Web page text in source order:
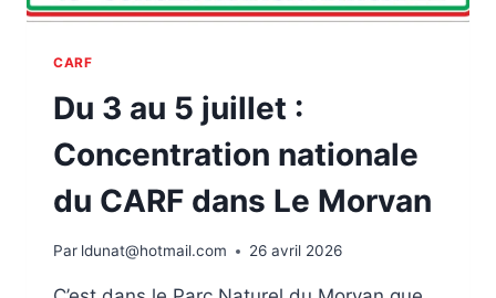
CARF
Du 3 au 5 juillet :
Concentration nationale
du CARF dans Le Morvan
Par ldunat@hotmail.com 26 avril 2026